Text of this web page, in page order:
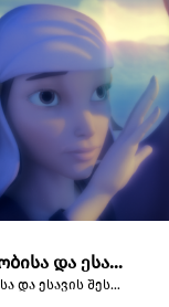
რებეკა იაკობისა და ესავის შესახებ უყვება კრისს
რებეკა იაკობისა და ესავის შესახებ უყვება კრისს